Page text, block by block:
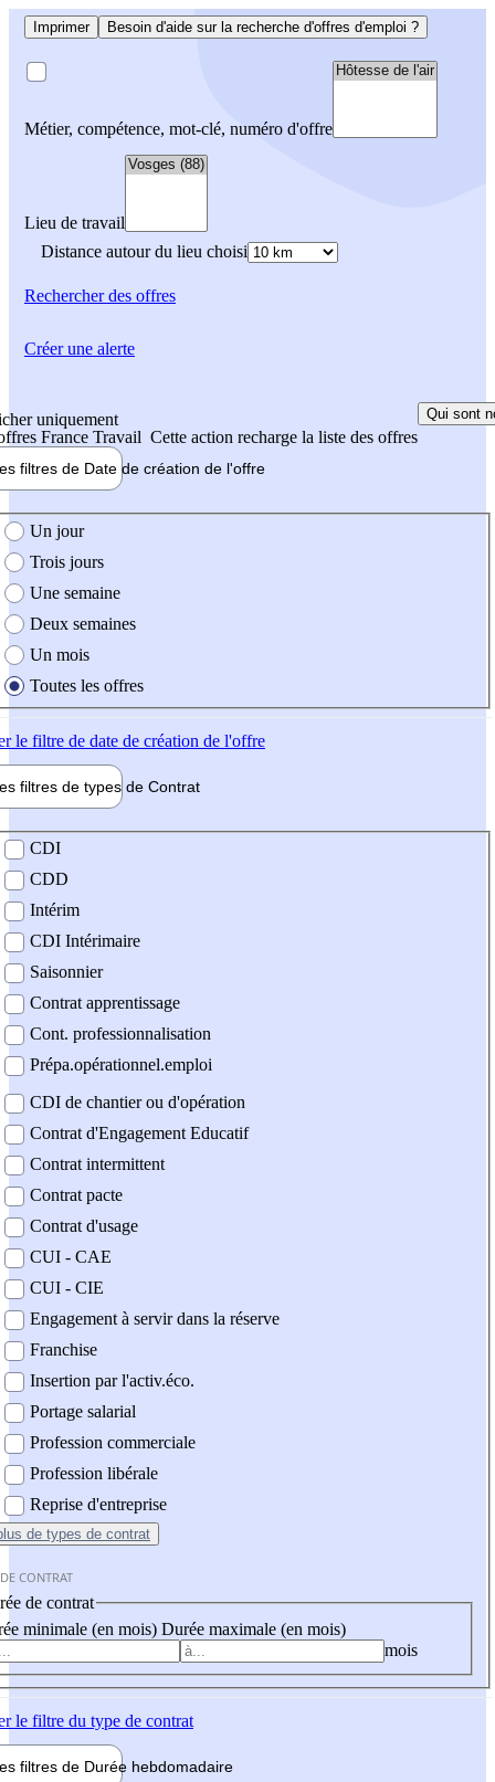
Imprimer Besoin d'aide sur la recherche d'offres d'emploi ?
Métier, compétence, mot-clé, numéro d'offre
Lieu de travail
Distance autour du lieu choisi
Rechercherdes offres
uniquement
France Travail Cette action recharge la liste des offres
Qui sont
filtres de Date de création de l'offre
création de l'offre
Un jour
Trois jours
Une semaine
Deux semaines
Un mois
Toutes les offres
le filtre de date de création de l'offre
filtres de types de Contrat
contrat
CDI
CDD
Intérim
CDI Intérimaire
Saisonnier
Contrat apprentissage
Cont. professionnalisation
Prépa.opérationnel.emploi
CDI de chantier ou d'opération
Contrat d'Engagement Educatif
Contrat intermittent
Contrat pacte
Contrat d'usage
CUI - CAE
CUI - CIE
Engagement à servir dans la réserve
Franchise
Insertion par l'activ.éco.
Portage salarial
Profession commerciale
Profession libérale
Reprise d'entreprise
de types de contrat
CONTRAT
de contrat
minimale (en mois) Durée maximale (en mois)
mois
le filtre du type de contrat
filtres de Durée hebdomadaire
Créer une alerte